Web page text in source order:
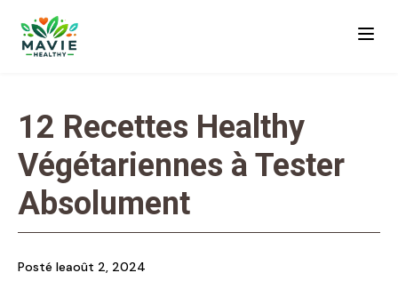
12 Recettes Healthy
Végétariennes à Tester
Absolument
Posté leaoût 2, 2024